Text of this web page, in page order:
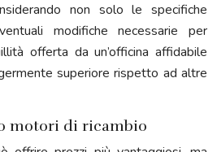
non solo le specifiche
modifiche necessarie per
offerta da un’officina affidabile
superiore rispetto ad altre
motori di ricambio